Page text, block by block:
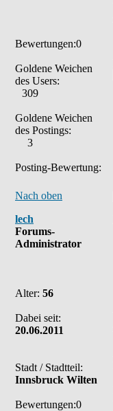
Bewertungen:0
Goldene Weichen
des Users:
309
Goldene Weichen
des Postings:
3
Posting-Bewertung:
Nach oben
lech
Forums-
Administrator
Alter: 56
Dabei seit:
20.06.2011
Stadt / Stadtteil:
Innsbruck Wilten
Bewertungen:0